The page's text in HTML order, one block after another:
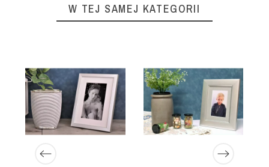
W TEJ SAMEJ KATEGORII